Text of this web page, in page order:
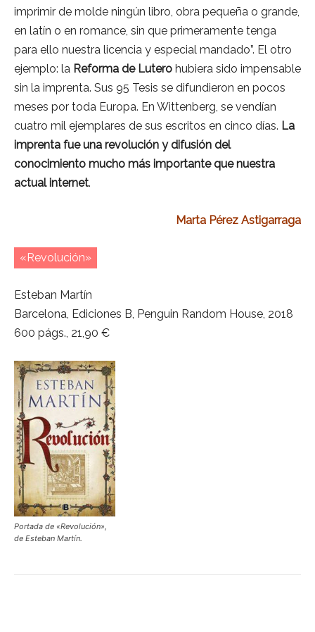
imprimir de molde ningún libro, obra pequeña o grande,
en latín o en romance, sin que primeramente tenga
para ello nuestra licencia y especial mandado”. El otro
ejemplo: la Reforma de Lutero hubiera sido impensable
sin la imprenta. Sus 95 Tesis se difundieron en pocos
meses por toda Europa. En Wittenberg, se vendían
cuatro mil ejemplares de sus escritos en cinco días. La
imprenta fue una revolución y difusión del
conocimiento mucho más importante que nuestra
actual internet.
Marta Pérez Astigarraga
«Revolución»
Esteban Martín
Barcelona, Ediciones B, Penguin Random House, 2018
600 págs., 21,90 €
Portada de «Revolución»,
de Esteban Martín.